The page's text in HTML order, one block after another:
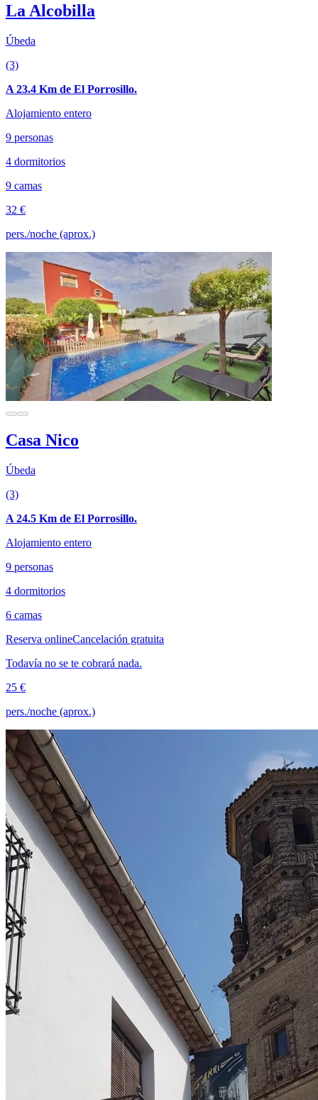
La Alcobilla
Úbeda
(3)
A 23.4 Km de El Porrosillo.
Alojamiento entero
9 personas
4 dormitorios
9 camas
32 €
pers./noche (aprox.)
Casa Nico
Úbeda
(3)
A 24.5 Km de El Porrosillo.
Alojamiento entero
9 personas
4 dormitorios
6 camas
Reserva onlineCancelación gratuita
Todavía no se te cobrará nada.
25 €
pers./noche (aprox.)